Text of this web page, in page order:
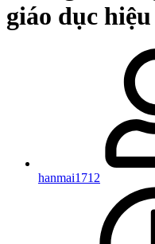
giáo dục
hanmai1712